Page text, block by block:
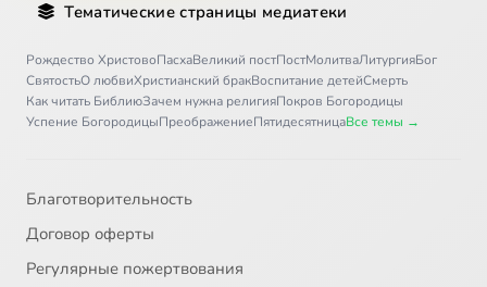
Тематические страницы медиатеки
Рождество ХристовоПасхаВеликий постПостМолитваЛитургияБог
СвятостьО любвиХристианский бракВоспитание детейСмерть
Как читать БиблиюЗачем нужна религияПокров Богородицы
Успение БогородицыПреображениеПятидесятницаВсе темы →
Благотворительность
Договор оферты
Регулярные пожертвования